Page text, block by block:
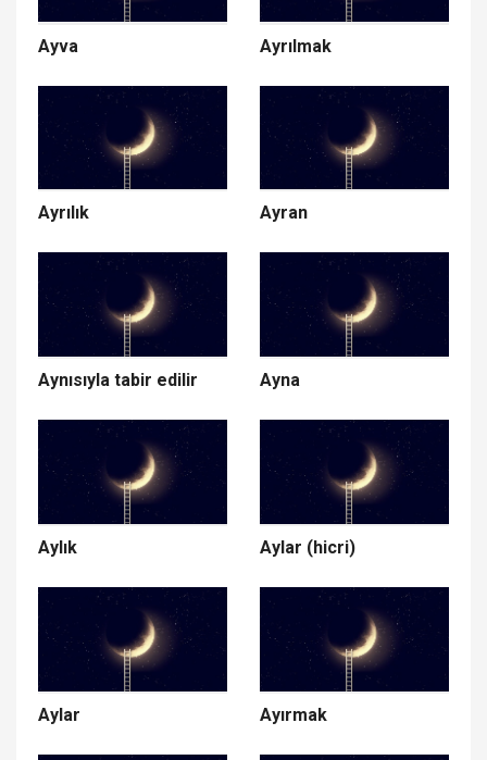
Ayva Ayrılmak
Ayrılık Ayran
Aynısıyla tabir edilir Ayna
Aylık Aylar (hicri)
Aylar Ayırmak